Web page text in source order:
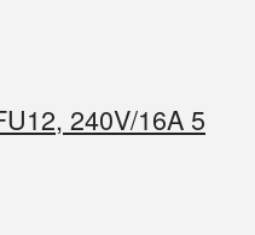
240V/16A 5